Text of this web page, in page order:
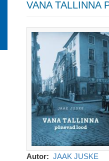
Menu
out)
VANA TALLINNA
Autor
JAAK JUSKE